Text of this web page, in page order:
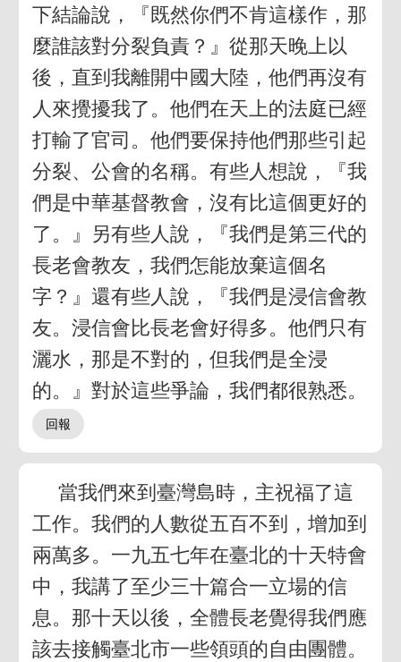
下結論說，『既然你們不肯這樣作，那
麼誰該對分裂負責？』從那天晚上以
後，直到我離開中國大陸，他們再沒有
人來攪擾我了。他們在天上的法庭已經
打輸了官司。他們要保持他們那些引起
分裂、公會的名稱。有些人想說，『我
們是中華基督教會，沒有比這個更好的
了。』另有些人說，『我們是第三代的
長老會教友，我們怎能放棄這個名
字？』還有些人說，『我們是浸信會教
友。浸信會比長老會好得多。他們只有
灑水，那是不對的，但我們是全浸
的。』對於這些爭論，我們都很熟悉。
當我們來到臺灣島時，主祝福了這
工作。我們的人數從五百不到，增加到
兩萬多。一九五七年在臺北的十天特會
中，我講了至少三十篇合一立場的信
息。那十天以後，全體長老覺得我們應
該去接觸臺北市一些領頭的自由團體。